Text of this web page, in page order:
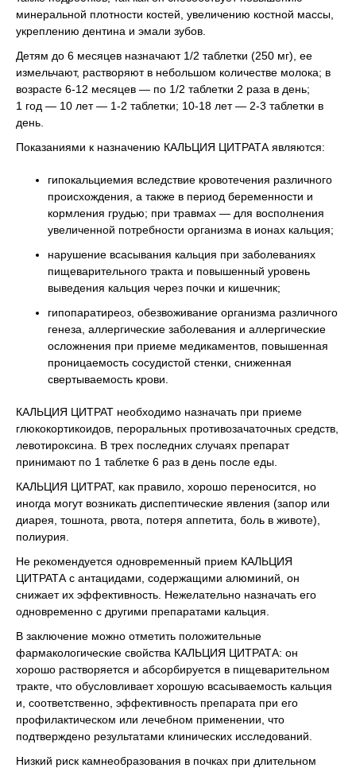
минеральной плотности костей, увеличению костной массы,
укреплению дентина и эмали зубов.
Детям до 6 месяцев назначают 1/2 таблетки (250 мг), ее
измельчают, растворяют в небольшом количестве молока; в
возрасте 6-12 месяцев — по 1/2 таблетки 2 раза в день;
1 год — 10 лет — 1-2 таблетки; 10-18 лет — 2-3 таблетки в
день.
Показаниями к назначению КАЛЬЦИЯ ЦИТРАТА являются:
гипокальциемия вследствие кровотечения различного
происхождения, а также в период беременности и
кормления грудью; при травмах — для восполнения
увеличенной потребности организма в ионах кальция;
нарушение всасывания кальция при заболеваниях
пищеварительного тракта и повышенный уровень
выведения кальция через почки и кишечник;
гипопаратиреоз, обезвоживание организма различного
генеза, аллергические заболевания и аллергические
осложнения при приеме медикаментов, повышенная
проницаемость сосудистой стенки, сниженная
свертываемость крови.
КАЛЬЦИЯ ЦИТРАТ необходимо назначать при приеме
глюкокортикоидов, пероральных противозачаточных средств,
левотироксина. В трех последних случаях препарат
принимают по 1 таблетке 6 раз в день после еды.
КАЛЬЦИЯ ЦИТРАТ, как правило, хорошо переносится, но
иногда могут возникать диспептические явления (запор или
диарея, тошнота, рвота, потеря аппетита, боль в животе),
полиурия.
Не рекомендуется одновременный прием КАЛЬЦИЯ
ЦИТРАТА с антацидами, содержащими алюминий, он
снижает их эффективность. Нежелательно назначать его
одновременно с другими препаратами кальция.
В заключение можно отметить положительные
фармакологические свойства КАЛЬЦИЯ ЦИТРАТА: он
хорошо растворяется и абсорбируется в пищеварительном
тракте, что обусловливает хорошую всасываемость кальция
и, соответственно, эффективность препарата при его
профилактическом или лечебном применении, что
подтверждено результатами клинических исследований.
Низкий риск камнеобразования в почках при длительном